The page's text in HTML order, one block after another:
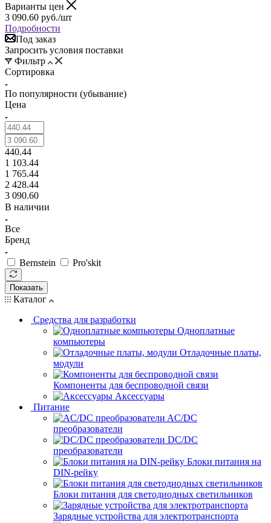
Варианты цен
3 090.60 руб./шт
Подробности
Под заказ
Запросить условия поставки
Фильтр
Сортировка
По популярности (убывание)
Цена
440.44
1 103.44
1 765.44
2 428.44
3 090.60
В наличии
Все
Бренд
Bernstein Pro'skit
Показать
Каталог
Средства для разработки
Одноплатные
компьютеры
Отладочные платы,
модули
Компоненты для беспроводной связи
Аксессуары
Питание
AC/DC
преобразователи
DC/DC
преобразователи
Блоки питания на
DIN-рейку
Блоки питания для светодиодных светильников
Зарядные устройства для электротранспорта